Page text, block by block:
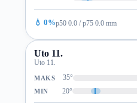
💧 0%p50 0.0 / p75 0.0 mm
Uto 11.
Uto 11.
MAKS 35°
MIN 20°